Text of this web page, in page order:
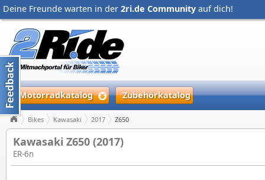
Deine Freunde warten in der 2ri.de Community auf dich!
Motorradkatalog Zubehörkatalog
Bikes Kawasaki 2017 Z650
Kawasaki Z650 (2017)
ER-6n